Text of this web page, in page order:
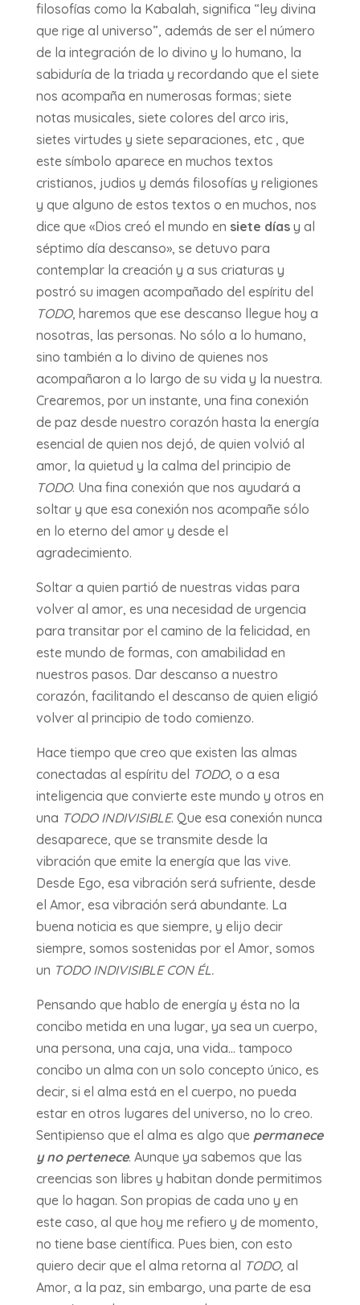
filosofías como la Kabalah, significa “ley divina
que rige al universo”, además de ser el número
de la integración de lo divino y lo humano, la
sabiduría de la triada y recordando que el siete
nos acompaña en numerosas formas; siete
notas musicales, siete colores del arco iris,
sietes virtudes y siete separaciones, etc , que
este símbolo aparece en muchos textos
cristianos, judios y demás filosofías y religiones
y que alguno de estos textos o en muchos, nos
dice que «Dios creó el mundo en siete díasy al
séptimo día descanso», se detuvo para
contemplar la creación y a sus criaturas y
postró su imagen acompañado del espíritu del
TODO, haremos que ese descanso llegue hoy a
nosotras, las personas. No sólo a lo humano,
sino también a lo divino de quienes nos
acompañaron a lo largo de su vida y la nuestra.
Crearemos, por un instante, una fina conexión
de paz desde nuestro corazón hasta la energía
esencial de quien nos dejó, de quien volvió al
amor, la quietud y la calma del principio de
TODO. Una fina conexión que nos ayudará a
soltar y que esa conexión nos acompañe sólo
en lo eterno del amor y desde el
agradecimiento.
Soltar a quien partió de nuestras vidas para
volver al amor, es una necesidad de urgencia
para transitar por el camino de la felicidad, en
este mundo de formas, con amabilidad en
nuestros pasos. Dar descanso a nuestro
corazón, facilitando el descanso de quien eligió
volver al principio de todo comienzo.
Hace tiempo que creo que existen las almas
conectadas al espíritu del TODO, o a esa
inteligencia que convierte este mundo y otros en
una TODO INDIVISIBLE. Que esa conexión nunca
desaparece, que se transmite desde la
vibración que emite la energía que las vive.
Desde Ego, esa vibración será sufriente, desde
el Amor, esa vibración será abundante. La
buena noticia es que siempre, y elijo decir
siempre, somos sostenidas por el Amor, somos
un TODO INDIVISIBLE CON ÉL.
Pensando que hablo de energía y ésta no la
concibo metida en una lugar, ya sea un cuerpo,
una persona, una caja, una vida… tampoco
concibo un alma con un solo concepto único, es
decir, si el alma está en el cuerpo, no pueda
estar en otros lugares del universo, no lo creo.
Sentipienso que el alma es algo que permanece
y no pertenece. Aunque ya sabemos que las
creencias son libres y habitan donde permitimos
que lo hagan. Son propias de cada uno y en
este caso, al que hoy me refiero y de momento,
no tiene base científica. Pues bien, con esto
quiero decir que el alma retorna al TODO, al
Amor, a la paz, sin embargo, una parte de esa